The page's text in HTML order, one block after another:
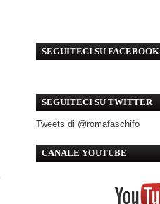
SEGUITECI SU FACEBOOK
SEGUITECI SU TWITTER
Tweets di @romafaschifo
CANALE YOUTUBE